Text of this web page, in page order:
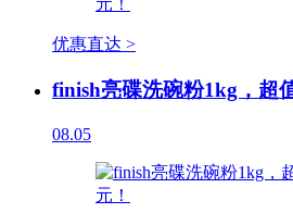
优惠直达 >
finish亮碟洗碗粉1kg，超
08.05